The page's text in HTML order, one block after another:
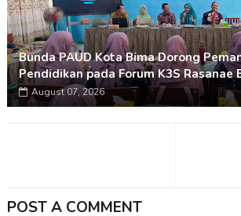
Bunda PAUD Kota Bima Dorong
Pendidikan pada Forum K3S Rasanae
August 07, 2026
POST A COMMENT